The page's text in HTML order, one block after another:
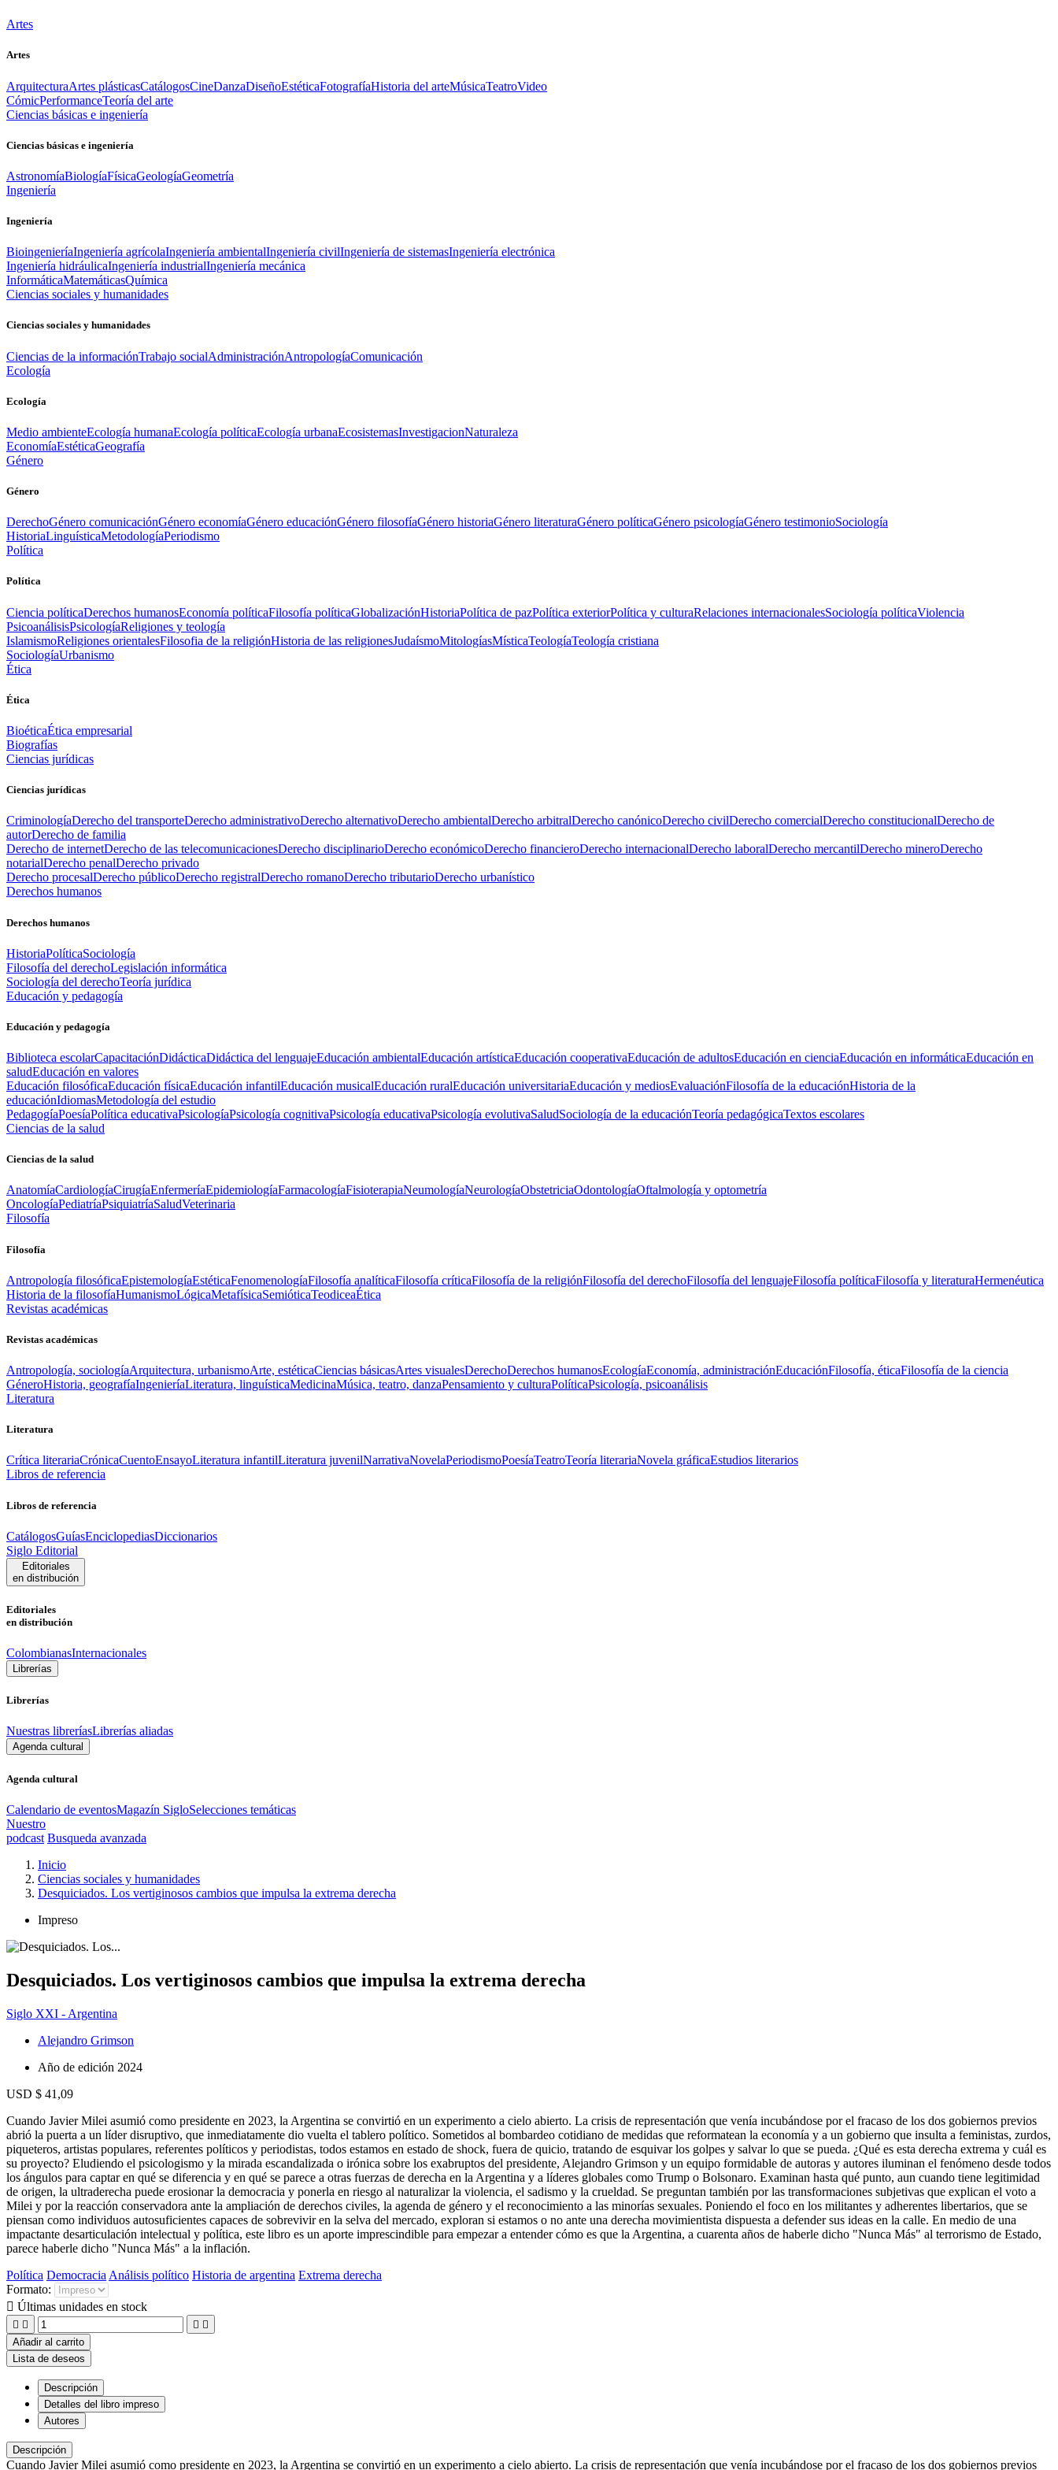
Artes
Artes
ArquitecturaArtes plásticasCatálogosCineDanzaDiseñoEstéticaFotografíaHistoria del arteMúsicaTeatroVideo
CómicPerformanceTeoría del arte
Ciencias básicas e ingeniería
Ciencias básicas e ingeniería
AstronomíaBiologíaFísicaGeologíaGeometría
Ingeniería
Ingeniería
BioingenieríaIngeniería agrícolaIngeniería ambientalIngeniería civilIngeniería de sistemasIngeniería electrónica
Ingeniería hidráulicaIngeniería industrialIngeniería mecánica
InformáticaMatemáticasQuímica
Ciencias sociales y humanidades
Ciencias sociales y humanidades
Ciencias de la informaciónTrabajo socialAdministraciónAntropologíaComunicación
Ecología
Ecología
Medio ambienteEcología humanaEcología políticaEcología urbanaEcosistemasInvestigacionNaturaleza
EconomíaEstéticaGeografía
Género
Género
DerechoGénero comunicaciónGénero economíaGénero educaciónGénero filosofíaGénero historiaGénero literaturaGénero políticaGénero psicologíaGénero testimonioSociología
HistoriaLinguísticaMetodologíaPeriodismo
Política
Política
Ciencia políticaDerechos humanosEconomía políticaFilosofía políticaGlobalizaciónHistoriaPolítica de pazPolítica exteriorPolítica y culturaRelaciones internacionalesSociología políticaViolencia
PsicoanálisisPsicologíaReligiones y teología
IslamismoReligiones orientalesFilosofia de la religiónHistoria de las religionesJudaísmoMitologíasMísticaTeologíaTeología cristiana
SociologíaUrbanismo
Ética
Ética
BioéticaÉtica empresarial
Biografías
Ciencias jurídicas
Ciencias jurídicas
CriminologíaDerecho del transporteDerecho administrativoDerecho alternativoDerecho ambientalDerecho arbitralDerecho canónicoDerecho civilDerecho comercialDerecho constitucionalDerecho de
autorDerecho de familia
Derecho de internetDerecho de las telecomunicacionesDerecho disciplinarioDerecho económicoDerecho financieroDerecho internacionalDerecho laboralDerecho mercantilDerecho mineroDerecho
notarialDerecho penalDerecho privado
Derecho procesalDerecho públicoDerecho registralDerecho romanoDerecho tributarioDerecho urbanístico
Derechos humanos
Derechos humanos
HistoriaPolíticaSociología
Filosofía del derechoLegislación informática
Sociología del derechoTeoría jurídica
Educación y pedagogía
Educación y pedagogía
Biblioteca escolarCapacitaciónDidácticaDidáctica del lenguajeEducación ambientalEducación artísticaEducación cooperativaEducación de adultosEducación en cienciaEducación en informáticaEducación en
saludEducación en valores
Educación filosóficaEducación físicaEducación infantilEducación musicalEducación ruralEducación universitariaEducación y mediosEvaluaciónFilosofía de la educaciónHistoria de la
educaciónIdiomasMetodología del estudio
PedagogíaPoesíaPolítica educativaPsicologíaPsicología cognitivaPsicología educativaPsicología evolutivaSaludSociología de la educaciónTeoría pedagógicaTextos escolares
Ciencias de la salud
Ciencias de la salud
AnatomíaCardiologíaCirugíaEnfermeríaEpidemiologíaFarmacologíaFisioterapiaNeumologíaNeurologíaObstetriciaOdontologíaOftalmología y optometría
OncologíaPediatríaPsiquiatríaSaludVeterinaria
Filosofía
Filosofía
Antropología filosóficaEpistemologíaEstéticaFenomenologíaFilosofía analíticaFilosofía críticaFilosofía de la religiónFilosofía del derechoFilosofía del lenguajeFilosofía políticaFilosofía y literaturaHermenéutica
Historia de la filosofíaHumanismoLógicaMetafísicaSemióticaTeodiceaÉtica
Revistas académicas
Revistas académicas
Antropología, sociologíaArquitectura, urbanismoArte, estéticaCiencias básicasArtes visualesDerechoDerechos humanosEcologíaEconomía, administraciónEducaciónFilosofía, éticaFilosofía de la ciencia
GéneroHistoria, geografíaIngenieríaLiteratura, linguísticaMedicinaMúsica, teatro, danzaPensamiento y culturaPolíticaPsicología, psicoanálisis
Literatura
Literatura
Crítica literariaCrónicaCuentoEnsayoLiteratura infantilLiteratura juvenilNarrativaNovelaPeriodismoPoesíaTeatroTeoría literariaNovela gráficaEstudios literarios
Libros de referencia
Libros de referencia
CatálogosGuíasEnciclopediasDiccionarios
Siglo Editorial
Editoriales
en distribución
Editoriales
en distribución
ColombianasInternacionales
Librerías
Librerías
Nuestras libreríasLibrerías aliadas
Agenda cultural
Agenda cultural
Calendario de eventosMagazín SigloSelecciones temáticas
Nuestro
podcast Busqueda avanzada
Inicio
Ciencias sociales y humanidades
Desquiciados. Los vertiginosos cambios que impulsa la extrema derecha
Impreso
Desquiciados. Los vertiginosos cambios que impulsa la extrema derecha
Siglo XXI - Argentina
Alejandro Grimson
Año de edición 2024
USD $ 41,09
Cuando Javier Milei asumió como presidente en 2023, la Argentina se convirtió en un experimento a cielo abierto. La crisis de representación que venía incubándose por el fracaso de los dos gobiernos previos
abrió la puerta a un líder disruptivo, que inmediatamente dio vuelta el tablero político. Sometidos al bombardeo cotidiano de medidas que reformatean la economía y a un gobierno que insulta a feministas, zurdos,
piqueteros, artistas populares, referentes políticos y periodistas, todos estamos en estado de shock, fuera de quicio, tratando de esquivar los golpes y salvar lo que se pueda. ¿Qué es esta derecha extrema y cuál es
su proyecto? Eludiendo el psicologismo y la mirada escandalizada o irónica sobre los exabruptos del presidente, Alejandro Grimson y un equipo formidable de autoras y autores iluminan el fenómeno desde todos
los ángulos para captar en qué se diferencia y en qué se parece a otras fuerzas de derecha en la Argentina y a líderes globales como Trump o Bolsonaro. Examinan hasta qué punto, aun cuando tiene legitimidad
de origen, la ultraderecha puede erosionar la democracia y ponerla en riesgo al naturalizar la violencia, el sadismo y la crueldad. Se preguntan también por las transformaciones subjetivas que explican el voto a
Milei y por la reacción conservadora ante la ampliación de derechos civiles, la agenda de género y el reconocimiento a las minorías sexuales. Poniendo el foco en los militantes y adherentes libertarios, que se
piensan como individuos autosuficientes capaces de sobrevivir en la selva del mercado, exploran si estamos o no ante una derecha movimientista dispuesta a defender sus ideas en la calle. En medio de una
impactante desarticulación intelectual y política, este libro es un aporte imprescindible para empezar a entender cómo es que la Argentina, a cuarenta años de haberle dicho "Nunca Más" al terrorismo de Estado,
parece haberle dicho "Nunca Más" a la inflación.
Política Democracia Análisis político Historia de argentina Extrema derecha
Formato:
 Últimas unidades en stock
   
Añadir al carrito
Lista de deseos
Descripción
Detalles del libro impreso
Autores
Descripción
Cuando Javier Milei asumió como presidente en 2023, la Argentina se convirtió en un experimento a cielo abierto. La crisis de representación que venía incubándose por el fracaso de los dos gobiernos previos